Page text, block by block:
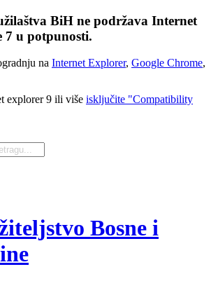
BiH ne podržava Internet
7 u potpunosti.
na Internet Explorer, Google Chrome,
explorer 9 ili više isključite "Compatibility
Bosne i